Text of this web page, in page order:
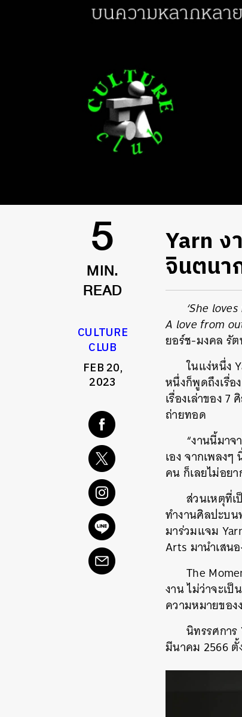
5
MIN.
READ
CULTURE
CLUB
FEB 20,
2023
Yarn
จินตนา
‘She
A love from
ยอร์ช-มงคล รัต
ในแง่หนึ่ง
หนึ่งก็พูดถึงเรื่อ
เรื่องเล่าของ
ถ่ายทอด
“งานนี้มา
เอง จากเพลง
คน ก็เลยไม่อยา
ส่วนเหตุที่
ทำงานศิลปะบ
มาร่วมแจม
Arts มานำเสน
The
งาน ไม่ว่าจะเ
ความหมายขอ
นิทรรศกา
มีนาคม 2566